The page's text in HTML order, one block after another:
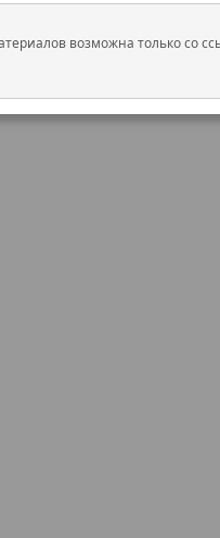
возможна только со